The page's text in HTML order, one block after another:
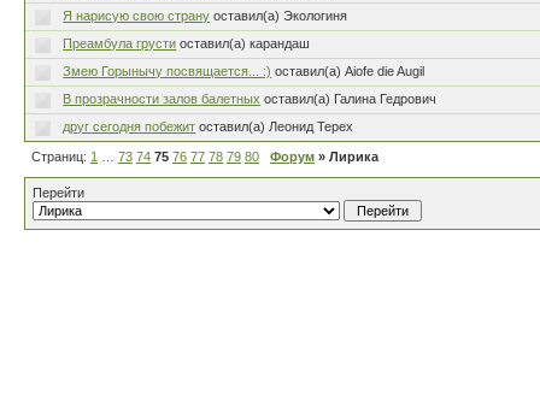
Я нарисую свою страну оставил(а) Экологиня
Преамбула грусти оставил(а) карандаш
Змею Горынычу посвящается... :) оставил(а) Aiofe die Augil
В прозрачности залов балетных оставил(а) Галина Гедрович
друг сегодня побежит оставил(а) Леонид Терех
Страниц: 1 73 74 75 76 77 78 79 80 Форум » Лирика
Перейти